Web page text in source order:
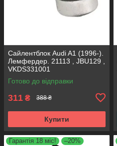
Сайлентблок Audi A1 (1996-).
Лемфердер. 21113 , JBU129 ,
VKDS331001
Готово до відправки
311 ₴ 388 ₴
Купити
Гарантія 18 міс!
–20%